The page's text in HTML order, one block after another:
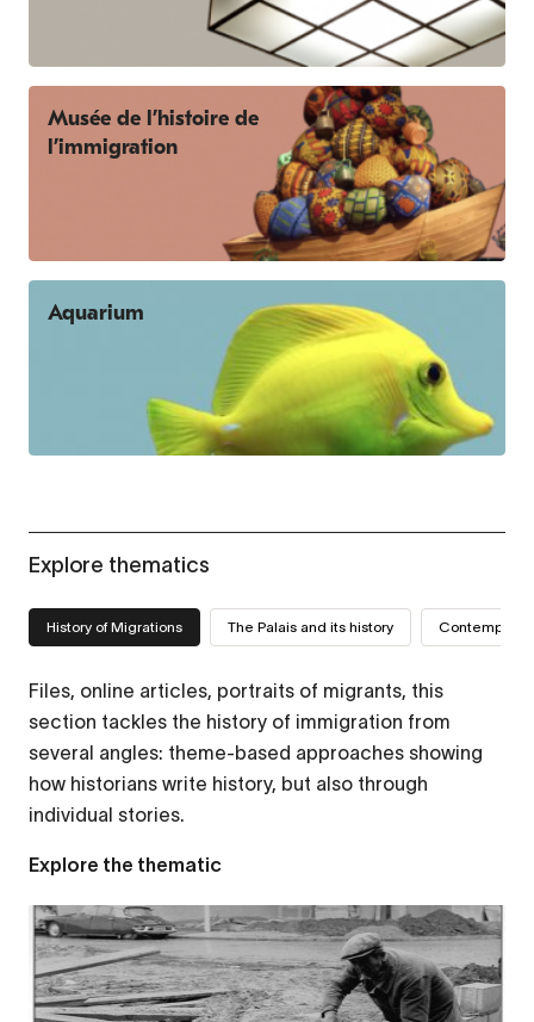
Musée de l’histoire de
l’immigration
Aquarium
Explore thematics
History of Migrations The Palais and its history
Files, online articles, portraits of migrants, this
section tackles the history of immigration from
several angles: theme-based approaches showing
how historians write history, but also through
individual stories.
Explore the thematic